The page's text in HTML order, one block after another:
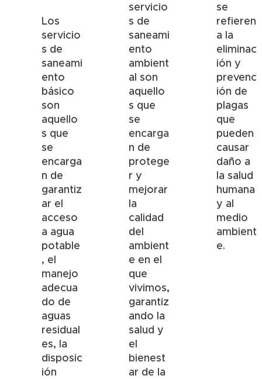
Los
servicio
s de
saneami
ento
básico
son
aquello
s que
se
encarga
n de
garantiz
ar el
acceso
a agua
potable
, el
manejo
adecua
do de
aguas
residual
es, la
disposic
ión
servicio
s de
saneami
ento
ambient
al son
aquello
s que
se
encarga
n de
protege
r y
mejorar
la
calidad
del
ambient
e en el
que
vivimos,
garantiz
ando la
salud y
el
bienest
ar de la
se
refieren
a la
eliminac
ión y
prevenc
ión de
plagas
que
pueden
causar
daño a
la salud
humana
y al
medio
ambient
e.